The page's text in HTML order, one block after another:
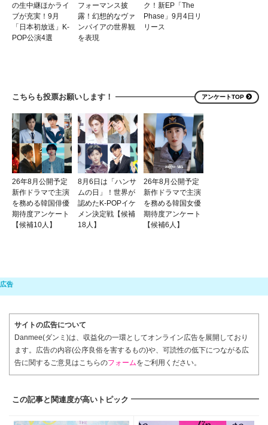
の生中継ほかライ
ブが充実！9月
「日本初放送」K-
POP公演4選
フォーマンス披
露！幻想的なヴァ
ンパイアの世界観
を表現
ク！新EP「The
Phase」9月4日リ
リース
こちらも投票お願いします！ アンケートTOP
26年8月公開予定
新作ドラマで主演
を務める韓国俳優
期待度アンケート
【候補10人】
8月6日は「ハンサ
ムの日」！世界が
認めたK-POPイケ
メン決定戦【候補
18人】
26年8月公開予定
新作ドラマで主演
を務める韓国女優
期待度アンケート
【候補6人】
サイトの広告について
Danmee(ダンミ)は、収益化の一環としてオンライン広告を展開しており
ます。広告の内容(公序良俗を害するもの)や、可読性の低下につながる広
告に関するご意見はこちらのフォームをご利用ください。
この記事と関連度が高いトピック